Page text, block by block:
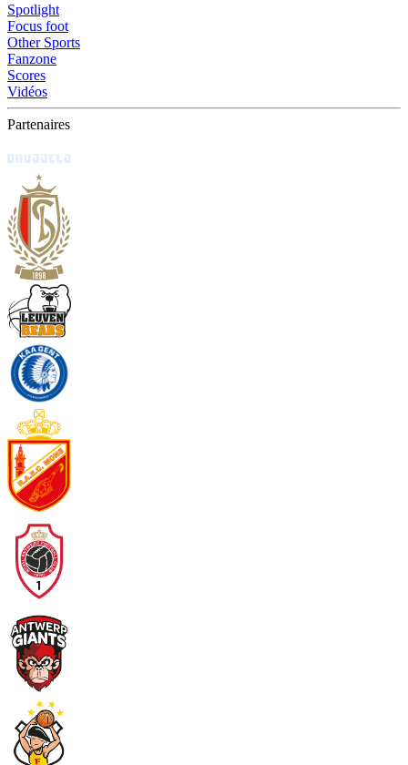
Spotlight
Focus foot
Other Sports
Fanzone
Scores
Vidéos
Partenaires